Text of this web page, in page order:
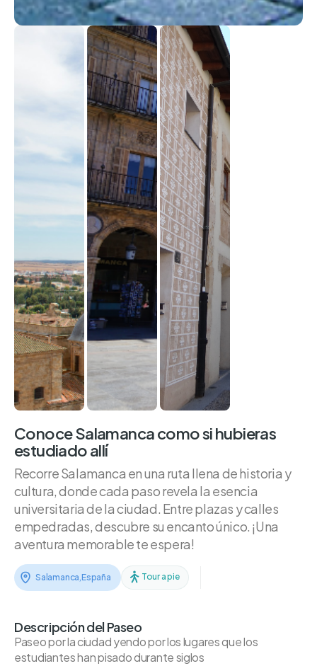
Conoce Salamanca como si hubieras
estudiado allí
Recorre Salamanca en una ruta llena de historia y
cultura, donde cada paso revela la esencia
universitaria de la ciudad. Entre plazas y calles
empedradas, descubre su encanto único. ¡Una
aventura memorable te espera!
Salamanca,España Tour a pie
Descripción del Paseo
Paseo por la ciudad yendo por los lugares que los
estudiantes han pisado durante siglos